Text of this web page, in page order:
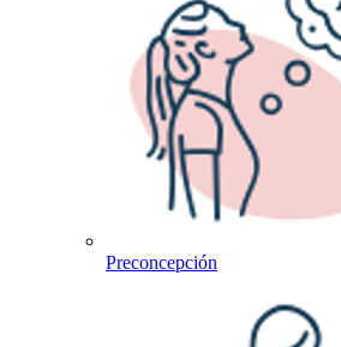
Preconcepción